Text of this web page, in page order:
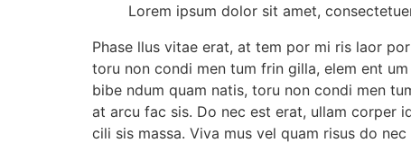
Lorem ipsum dolor sit amet,
Phase llus vitae erat, at tem por mi ris laor
toru non condi men tum frin gilla, elem ent
bibe ndum quam natis, toru non condi men
at arcu fac sis. Do nec est erat, ullam corper
cili sis massa. Viva mus vel quam risus do